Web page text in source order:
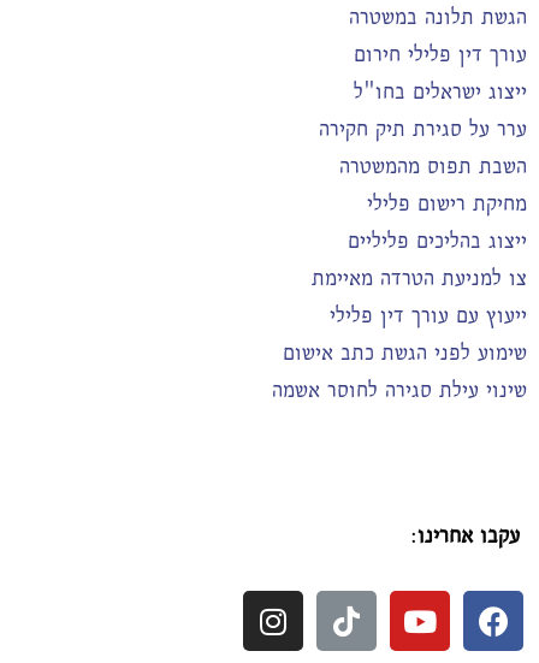
הגשת תלונה במשטרה
עורך דין פלילי חירום
ייצוג ישראלים בחו"ל
ערר על סגירת תיק חקירה
השבת תפוס מהמשטרה
מחיקת רישום פלילי
ייצוג בהליכים פליליים
צו למניעת הטרדה מאיימת
ייעוץ עם עורך דין פלילי
שימוע לפני הגשת כתב אישום
שינוי עילת סגירה לחוסר אשמה
עקבו אחרינו: